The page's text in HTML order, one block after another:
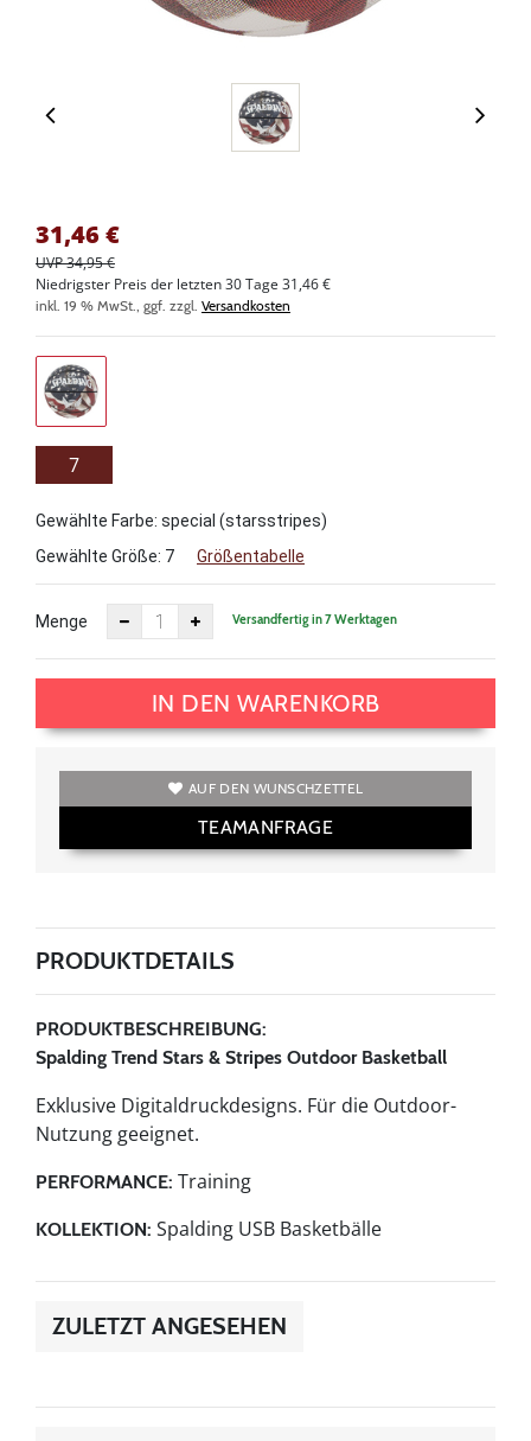
31,46 €
UVP 34,95 €
Niedrigster Preis der letzten 30 Tage 31,46 €
inkl. 19 % MwSt., ggf. zzgl. Versandkosten
7
Gewählte Farbe: special (starsstripes)
Gewählte Größe: 7 Größentabelle
Menge Versandfertig in 7 Werktagen
IN DEN WARENKORB
AUF DEN WUNSCHZETTEL
TEAMANFRAGE
PRODUKTDETAILS
PRODUKTBESCHREIBUNG:
Spalding Trend Stars & Stripes Outdoor Basketball
Exklusive Digitaldruckdesigns. Für die Outdoor-
Nutzung geeignet.
PERFORMANCE: Training
KOLLEKTION: Spalding USB Basketbälle
ZULETZT ANGESEHEN